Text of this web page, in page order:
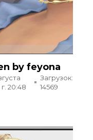
by feyona
г. 20:48
Загрузок:
14569